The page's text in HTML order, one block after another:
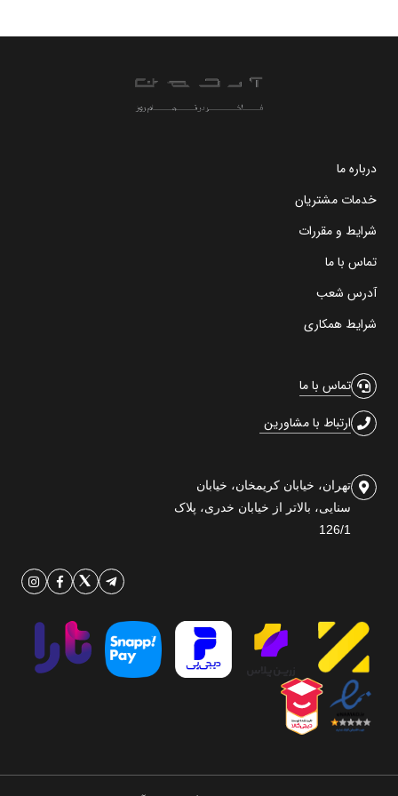
درباره ما
خدمات مشتریان
شرایط و مقررات
تماس با ما
آدرس شعب
شرایط همکاری
تماس با ما
ارتباط با مشاورین
تهران، خیابان کریمخان، خیابان
سنایی، بالاتر از خیابان خدری، پلاک
126/1